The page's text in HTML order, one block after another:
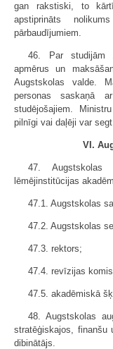
gan rakstiski, to
apstiprināts
pārbaudījumiem.
46. Par studijām
apmērus un
Augstskolas valde.
personas saskaņā
studējošajiem.
pilnīgi vai daļēji var
VI.
47. Augstskolas
lēmējinstitūcijas
47.1. Augstskolas
47.2. Augstskolas
47.3. rektors;
47.4. revīzijas
47.5. akadēmiskā
48. Augstskolas
stratēģiskajos, finanšu
dibinātājs.